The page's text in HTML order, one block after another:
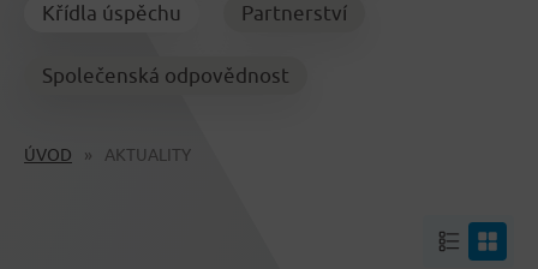
Křídla úspěchu Partnerství
Společenská odpovědnost
ÚVOD AKTUALITY